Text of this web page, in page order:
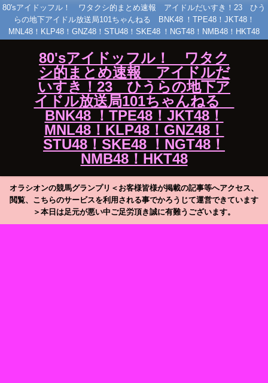
80'sアイドッフル！ ワタクシ的まとめ速報 アイドルだいすき！23 ひう
らの地下アイドル放送局101ちゃんねる BNK48 ！TPE48！JKT48！
MNL48！KLP48！GNZ48！STU48！SKE48 ！NGT48！NMB48！HKT48
80'sアイドッフル！ ワタク
シ的まとめ速報 アイドルだ
いすき！23 ひうらの地下ア
イドル放送局101ちゃんねる
BNK48 ！TPE48！JKT48！
MNL48！KLP48！GNZ48！
STU48！SKE48 ！NGT48！
NMB48！HKT48
オラシオンの競馬グランプリ＜お客様皆様が掲載の記事等へアクセス、
閲覧、こちらのサービスを利用される事でかろうじて運営できています
＞本日は足元が悪い中ご足労頂き誠に有難うございます。